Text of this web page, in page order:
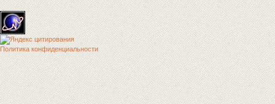
Политика конфиденциальности